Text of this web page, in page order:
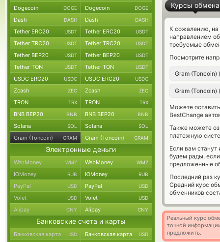
Курсы обмена
К сожалению, на
направлением
требуемые
Посмотрите
Gram (Toncoin)
Gram (Toncoin)
Можете
BestChange
Также можете
платежную
Если вам
будем рады,
предложенные
Последний раз
Средний курс
обменников
Реальный курс
точной
предложить.
Dogecoin DOGE Dogecoin DOGE
Dash DASH Dash DASH
Tether ERC20 USDT Tether ERC20 USDT
Tether TRC20 USDT Tether TRC20 USDT
Tether BEP20 USDT Tether BEP20 USDT
Tether TON USDT Tether TON USDT
USDC ERC20 USDC USDC ERC20 USDC
Zcash ZEC Zcash ZEC
TRON TRX TRON TRX
BNB BEP20 BNB BNB BEP20 BNB
Solana SOL Solana SOL
Gram (Toncoin) GRAM Gram (Toncoin) GRAM
Электронные деньги
WebMoney WMZ WebMoney WMZ
ЮMoney RUB ЮMoney RUB
PayPal USD PayPal USD
Volet USD Volet USD
Alipay CNY Alipay CNY
Банковские счета и карты
Банковская карта USD Банковская карта USD